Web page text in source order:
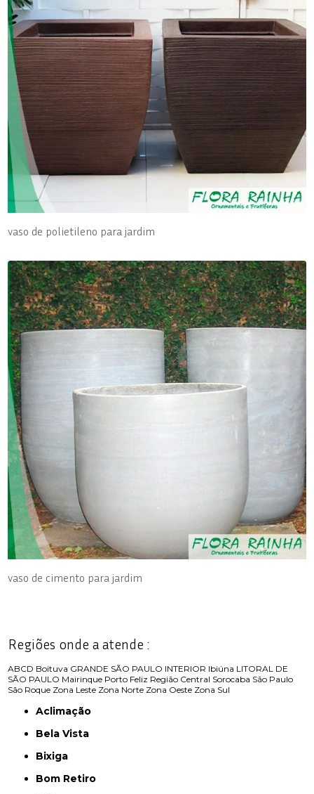
vaso de polietileno para jardim
vaso de cimento para jardim
Regiões onde a atende :
ABCD Boituva GRANDE SÃO PAULO INTERIOR Ibiúna LITORAL DE
SÃO PAULO Mairinque Porto Feliz Região Central Sorocaba São Paulo
São Roque Zona Leste Zona Norte Zona Oeste Zona Sul
Aclimação
Bela Vista
Bixiga
Bom Retiro